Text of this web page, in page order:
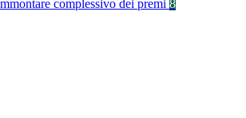
complessivo dei premi 8